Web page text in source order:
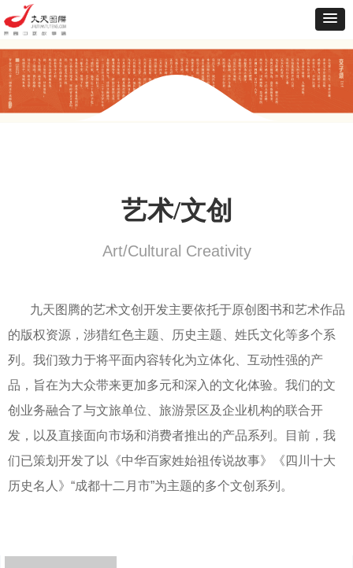
九天图腾的艺术文创开发主要依托于原创图书和艺术作品
的版权资源，涉猎红色主题、历史主题、姓氏文化等多个系
列。我们致力于将平面内容转化为立体化、互动性强的产
品，旨在为大众带来更加多元和深入的文化体验。我们的文
创业务融合了与文旅单位、旅游景区及企业机构的联合开
发，以及直接面向市场和消费者推出的产品系列。目前，我
们已策划开发了以《中华百家姓始祖传说故事》《四川十大
历史名人》“成都十二月市”为主题的多个文创系列。
艺术/文创
Art/Cultural Creativity